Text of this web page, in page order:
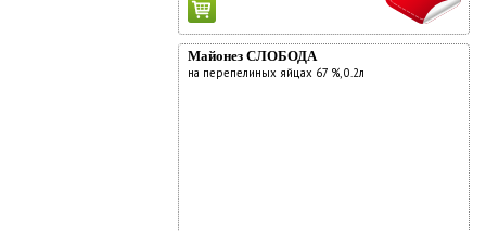
Майонез СЛОБОДА
на перепелиных яйцах 67 %, 0.2л